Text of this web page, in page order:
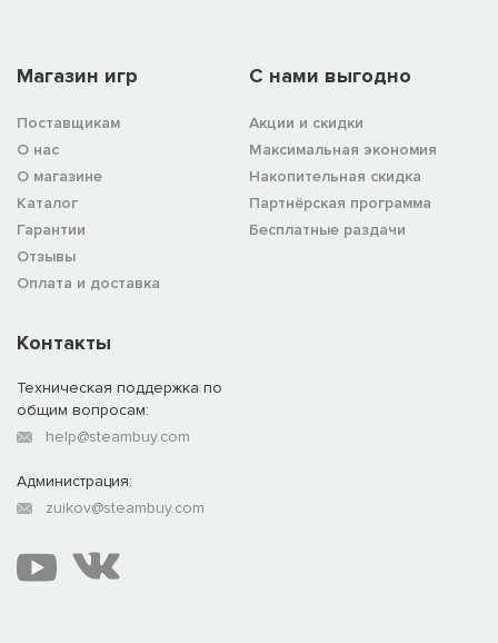
Магазин игр
Поставщикам
О нас
О магазине
Каталог
Гарантии
Отзывы
Оплата и доставка
C нами выгодно
Акции и скидки
Максимальная экономия
Накопительная скидка
Партнёрская программа
Бесплатные раздачи
Контакты
Техническая поддержка по
общим вопросам:
help@steambuy.com
Администрация:
zuikov@steambuy.com